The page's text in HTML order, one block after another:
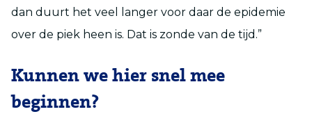
dan duurt het veel langer voor daar de epidemie
over de piek heen is. Dat is zonde van de tijd.”
Kunnen we hier snel mee
beginnen?